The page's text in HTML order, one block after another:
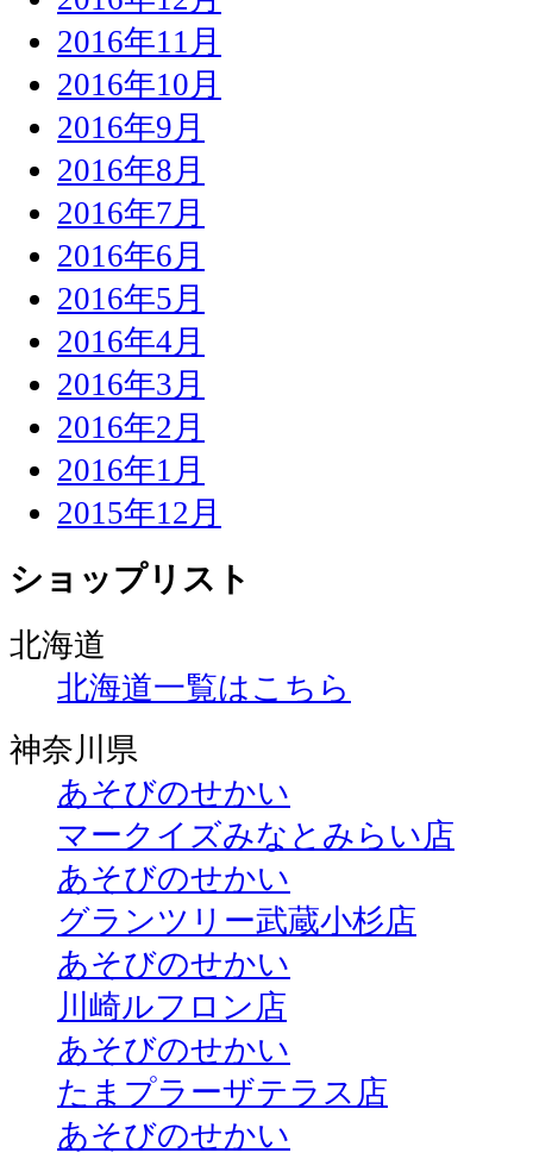
2016年11月
2016年10月
2016年9月
2016年8月
2016年7月
2016年6月
2016年5月
2016年4月
2016年3月
2016年2月
2016年1月
2015年12月
ショップリスト
北海道
北海道一覧はこちら
神奈川県
あそびのせかい
マークイズみなとみらい店
あそびのせかい
グランツリー武蔵小杉店
あそびのせかい
川崎ルフロン店
あそびのせかい
たまプラーザテラス店
あそびのせかい